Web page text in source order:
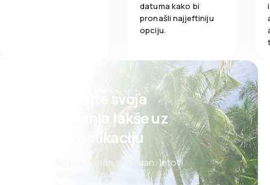
datuma kako bi
pronašli najjeftiniju
opciju.
Planirajte svoja
putovanja lakše uz
našu aplikaciju
Nove ponude svaki dan: letovi,
letovanja, putovanja